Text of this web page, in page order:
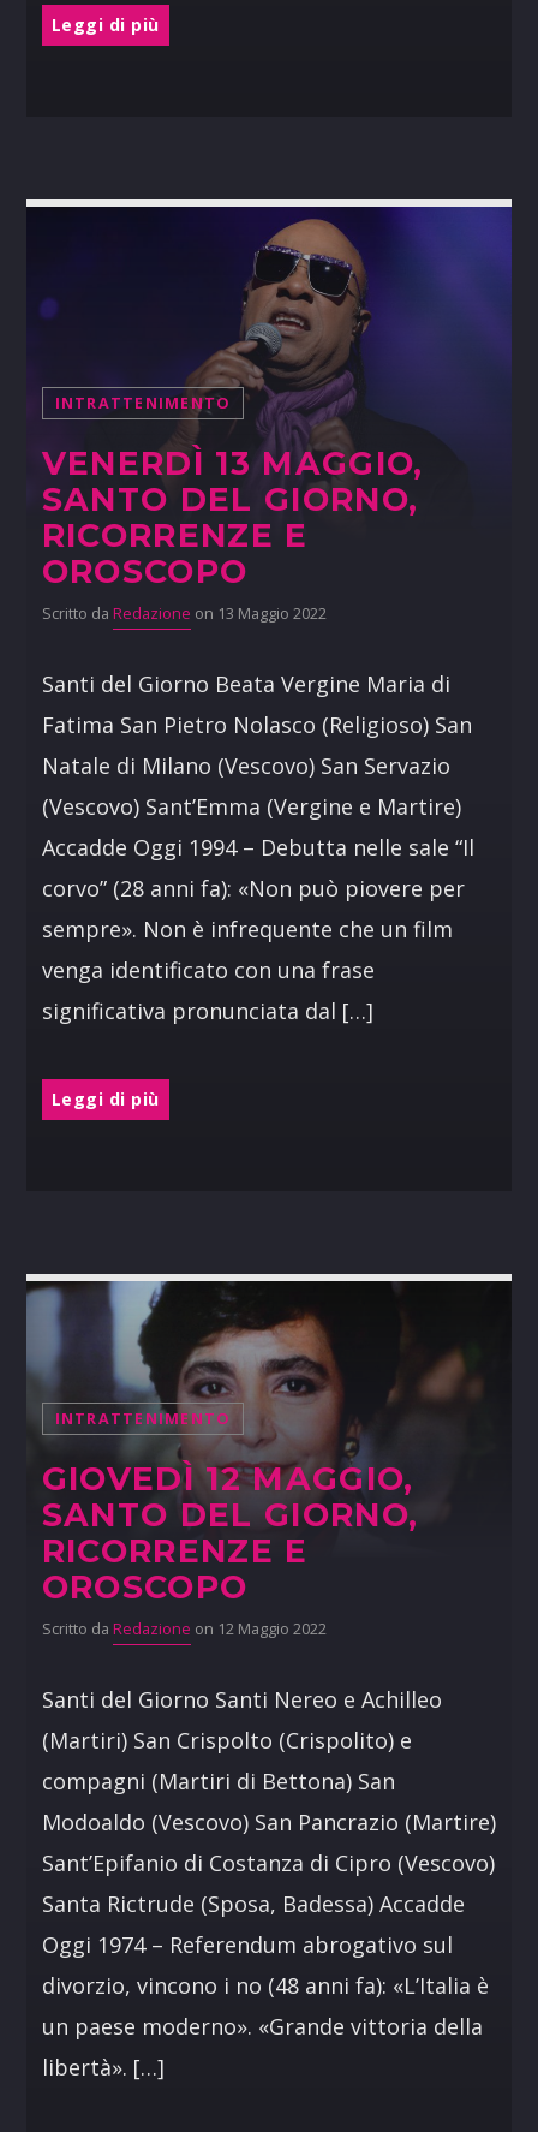
Leggi di più
INTRATTENIMENTO
VENERDÌ 13 MAGGIO,
SANTO DEL GIORNO,
RICORRENZE E
OROSCOPO
Scritto da Redazione on 13 Maggio 2022
Santi del Giorno Beata Vergine Maria di
Fatima San Pietro Nolasco (Religioso) San
Natale di Milano (Vescovo) San Servazio
(Vescovo) Sant’Emma (Vergine e Martire)
Accadde Oggi 1994 – Debutta nelle sale “Il
corvo” (28 anni fa): «Non può piovere per
sempre». Non è infrequente che un film
venga identificato con una frase
significativa pronunciata dal […]
Leggi di più
INTRATTENIMENTO
GIOVEDÌ 12 MAGGIO,
SANTO DEL GIORNO,
RICORRENZE E
OROSCOPO
Scritto da Redazione on 12 Maggio 2022
Santi del Giorno Santi Nereo e Achilleo
(Martiri) San Crispolto (Crispolito) e
compagni (Martiri di Bettona) San
Modoaldo (Vescovo) San Pancrazio (Martire)
Sant’Epifanio di Costanza di Cipro (Vescovo)
Santa Rictrude (Sposa, Badessa) Accadde
Oggi 1974 – Referendum abrogativo sul
divorzio, vincono i no (48 anni fa): «L’Italia è
un paese moderno». «Grande vittoria della
libertà». […]